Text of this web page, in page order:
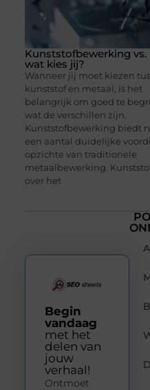
Kunststofbewerking vs.
wat kies jij?
Wanneer jij moet kiezen
kunststof en metaal, is het
belangrijk om goed te
wat de verschillen zijn.
Kunststofbewerking biedt
een aantal duidelijke
opzichte van traditionele
metaalbewerking.
over het
Begin
vandaag
met het
delen van
jouw
verhaal!
Ontmoet